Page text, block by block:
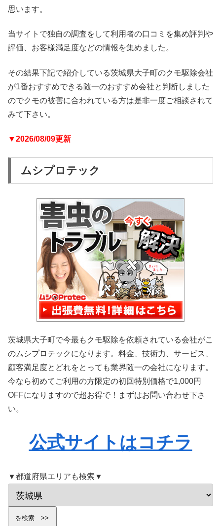
思います。
当サイトで独自の調査をして利用者の口コミを集め評判や
評価、お客様満足度などの情報を集めました。
その結果下記で紹介している茨城県大子町のクモ駆除会社
が1番おすすめできる随一のおすすめ会社と判断しました
のでクモの被害に合われている方は是非一度ご相談されて
みて下さい。
▼2026/08/09更新
ムシプロテック
茨城県大子町で今最もクモ駆除を依頼されている会社がこ
のムシプロテックになります。料金、技術力、サービス、
顧客満足度とどれをとっても業界随一の会社になります。
今なら初めてご利用の方限定の初回特別価格で1,000円
OFFになりますので超お得で！まずはお問い合わせ下さ
い。
公式サイトはコチラ
▼都道府県エリアも検索▼